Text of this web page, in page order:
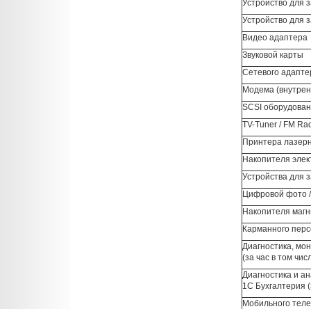
Устройство для
Устройство для
Видео адаптера
Звуковой карты
Сетевого
Модема
SCSI
TV-Tuner / FM
Принтера
Накопителя
Устройства для
Цифровой фото
Накопителя
Карманного
Диагностика,
(за час в том
Диагностика и
1С Бухгалтерия
Мобильного